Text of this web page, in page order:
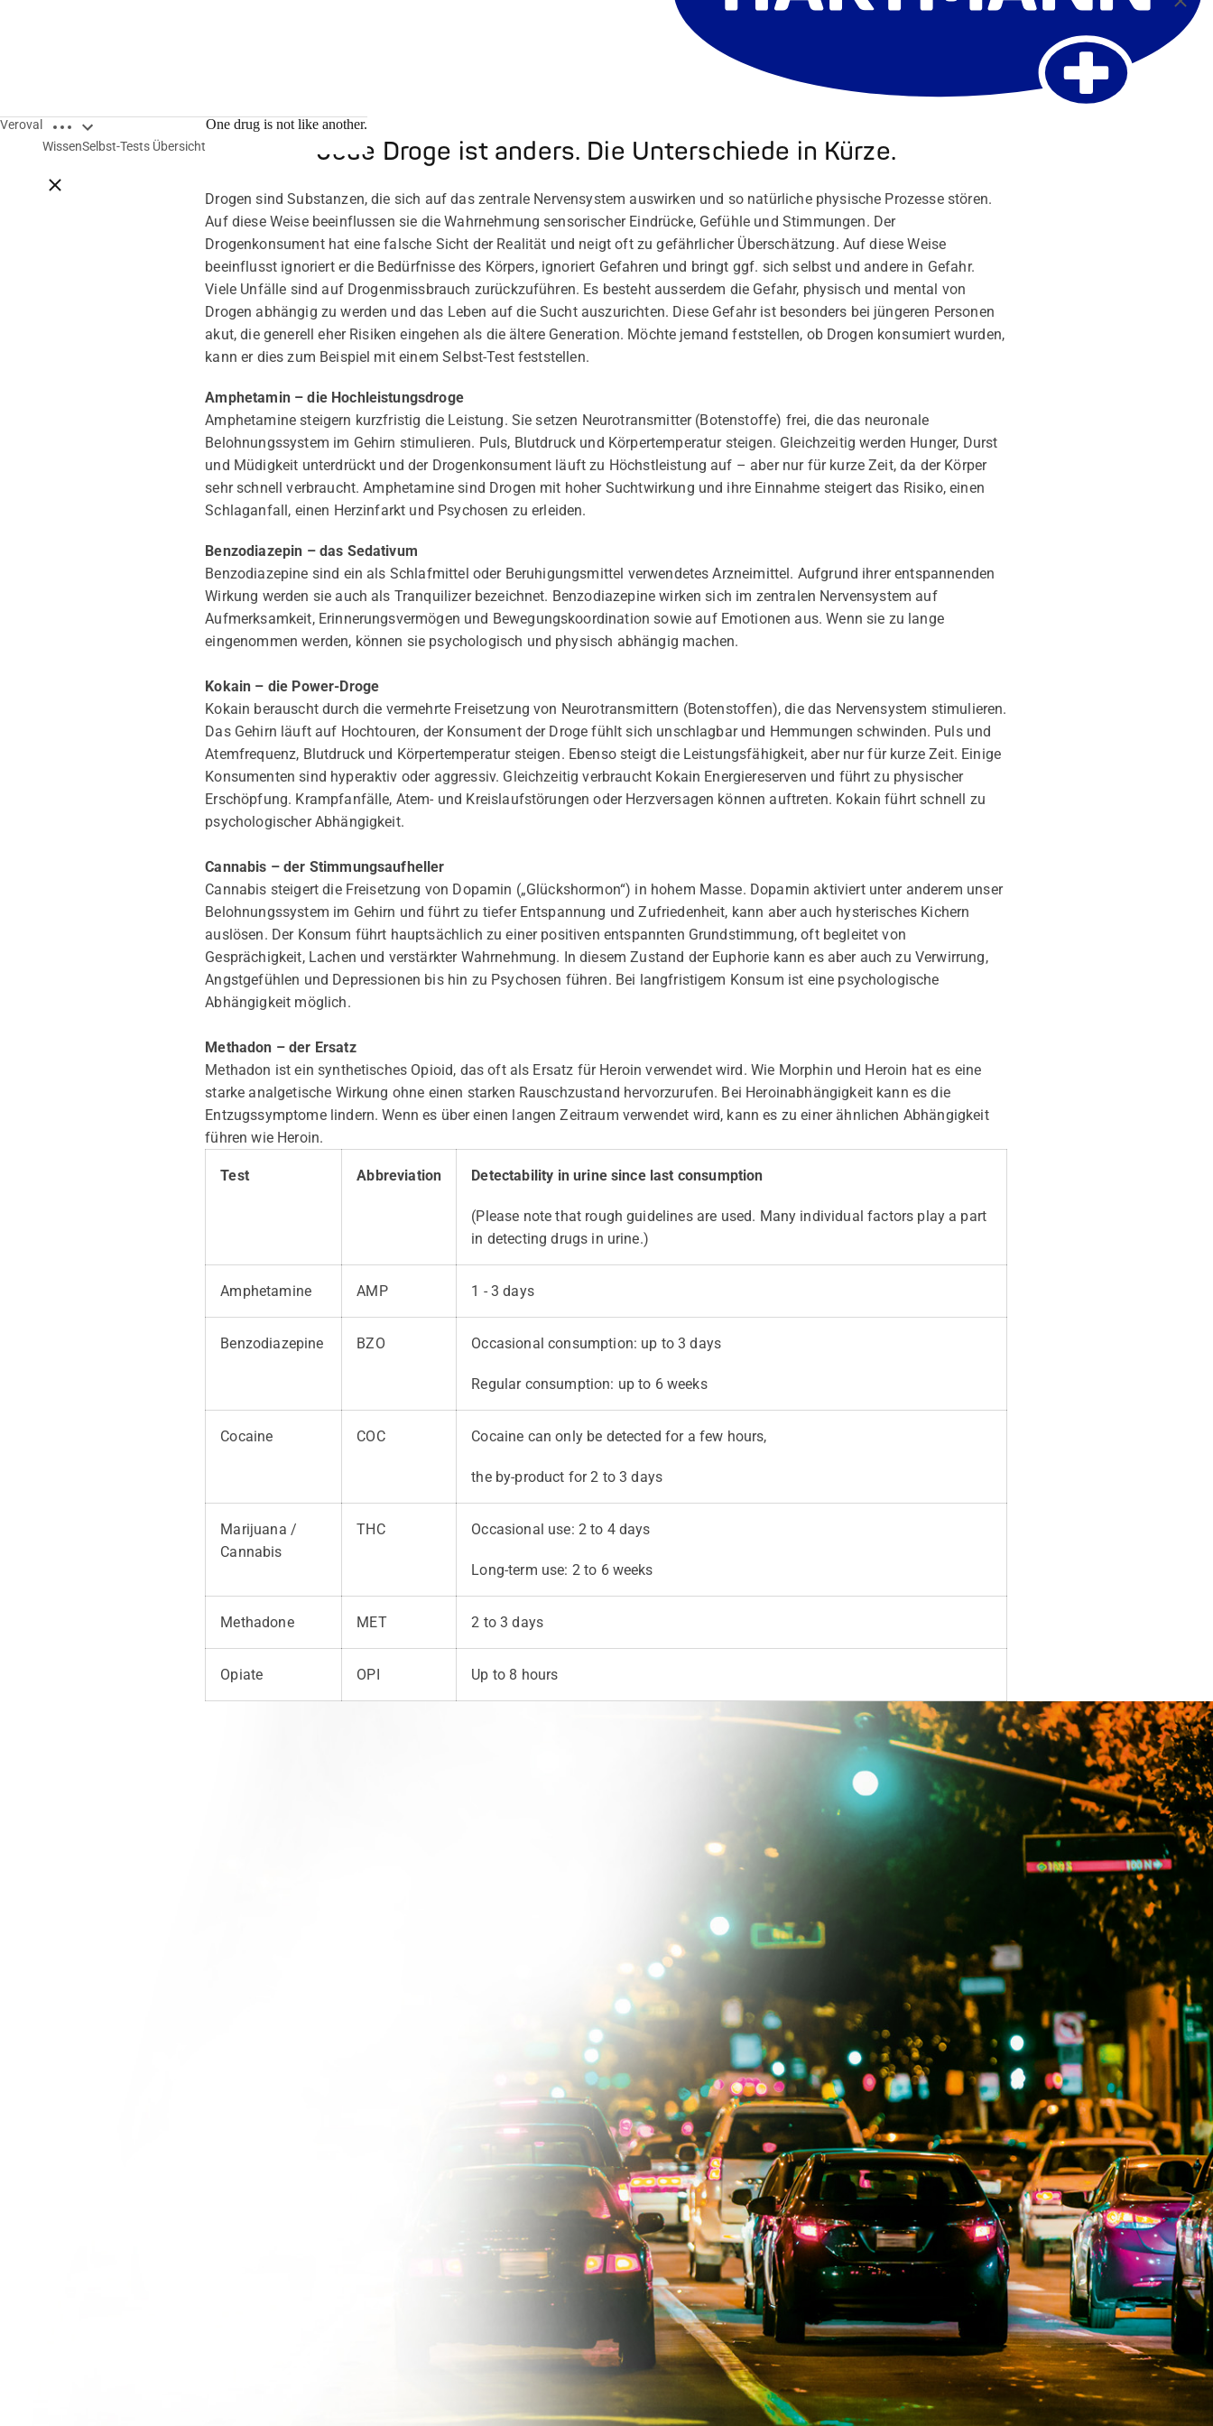
Veroval Breadcrumbs öffnen
Breadcrumbs schließen
WissenSelbst-Tests Übersicht
One drug is not like another.
Jede Droge ist anders. Die Unterschiede in Kürze.
Drogen sind Substanzen, die sich auf das zentrale Nervensystem auswirken und so natürliche physische Prozesse stören.
Auf diese Weise beeinflussen sie die Wahrnehmung sensorischer Eindrücke, Gefühle und Stimmungen. Der
Drogenkonsument hat eine falsche Sicht der Realität und neigt oft zu gefährlicher Überschätzung. Auf diese Weise
beeinflusst ignoriert er die Bedürfnisse des Körpers, ignoriert Gefahren und bringt ggf. sich selbst und andere in Gefahr.
Viele Unfälle sind auf Drogenmissbrauch zurückzuführen. Es besteht ausserdem die Gefahr, physisch und mental von
Drogen abhängig zu werden und das Leben auf die Sucht auszurichten. Diese Gefahr ist besonders bei jüngeren Personen
akut, die generell eher Risiken eingehen als die ältere Generation. Möchte jemand feststellen, ob Drogen konsumiert wurden,
kann er dies zum Beispiel mit einem Selbst-Test feststellen.
Amphetamin – die Hochleistungsdroge
Amphetamine steigern kurzfristig die Leistung. Sie setzen Neurotransmitter (Botenstoffe) frei, die das neuronale
Belohnungssystem im Gehirn stimulieren. Puls, Blutdruck und Körpertemperatur steigen. Gleichzeitig werden Hunger, Durst
und Müdigkeit unterdrückt und der Drogenkonsument läuft zu Höchstleistung auf – aber nur für kurze Zeit, da der Körper
sehr schnell verbraucht. Amphetamine sind Drogen mit hoher Suchtwirkung und ihre Einnahme steigert das Risiko, einen
Schlaganfall, einen Herzinfarkt und Psychosen zu erleiden.
Benzodiazepin – das Sedativum
Benzodiazepine sind ein als Schlafmittel oder Beruhigungsmittel verwendetes Arzneimittel. Aufgrund ihrer entspannenden
Wirkung werden sie auch als Tranquilizer bezeichnet. Benzodiazepine wirken sich im zentralen Nervensystem auf
Aufmerksamkeit, Erinnerungsvermögen und Bewegungskoordination sowie auf Emotionen aus. Wenn sie zu lange
eingenommen werden, können sie psychologisch und physisch abhängig machen.
Kokain – die Power-Droge
Kokain berauscht durch die vermehrte Freisetzung von Neurotransmittern (Botenstoffen), die das Nervensystem stimulieren.
Das Gehirn läuft auf Hochtouren, der Konsument der Droge fühlt sich unschlagbar und Hemmungen schwinden. Puls und
Atemfrequenz, Blutdruck und Körpertemperatur steigen. Ebenso steigt die Leistungsfähigkeit, aber nur für kurze Zeit. Einige
Konsumenten sind hyperaktiv oder aggressiv. Gleichzeitig verbraucht Kokain Energiereserven und führt zu physischer
Erschöpfung. Krampfanfälle, Atem- und Kreislaufstörungen oder Herzversagen können auftreten. Kokain führt schnell zu
psychologischer Abhängigkeit.
Cannabis – der Stimmungsaufheller
Cannabis steigert die Freisetzung von Dopamin („Glückshormon“) in hohem Masse. Dopamin aktiviert unter anderem unser
Belohnungssystem im Gehirn und führt zu tiefer Entspannung und Zufriedenheit, kann aber auch hysterisches Kichern
auslösen. Der Konsum führt hauptsächlich zu einer positiven entspannten Grundstimmung, oft begleitet von
Gesprächigkeit, Lachen und verstärkter Wahrnehmung. In diesem Zustand der Euphorie kann es aber auch zu Verwirrung,
Angstgefühlen und Depressionen bis hin zu Psychosen führen. Bei langfristigem Konsum ist eine psychologische
Abhängigkeit möglich.
Methadon – der Ersatz
Methadon ist ein synthetisches Opioid, das oft als Ersatz für Heroin verwendet wird. Wie Morphin und Heroin hat es eine
starke analgetische Wirkung ohne einen starken Rauschzustand hervorzurufen. Bei Heroinabhängigkeit kann es die
Entzugssymptome lindern. Wenn es über einen langen Zeitraum verwendet wird, kann es zu einer ähnlichen Abhängigkeit
führen wie Heroin.
Test Abbreviation Detectability in urine since last consumption
(Please note that rough guidelines are used. Many individual factors play a part
in detecting drugs in urine.)
Amphetamine AMP 1 - 3 days
Benzodiazepine BZO Occasional consumption: up to 3 days
Regular consumption: up to 6 weeks
Cocaine COC Cocaine can only be detected for a few hours,
the by-product for 2 to 3 days
Marijuana /
Cannabis
THC Occasional use: 2 to 4 days
Long-term use: 2 to 6 weeks
Methadone MET 2 to 3 days
Opiate OPI Up to 8 hours